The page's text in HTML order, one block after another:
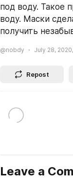
под воду. Такое
воду. Маски
получить
@nobdy July 28,
Repost
Leave a